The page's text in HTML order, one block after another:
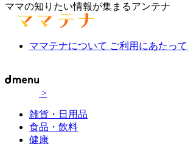
ママの知りたい情報が集まるアンテナ
ママテナについて ご利用にあたって
>
雑貨・日用品
食品・飲料
健康